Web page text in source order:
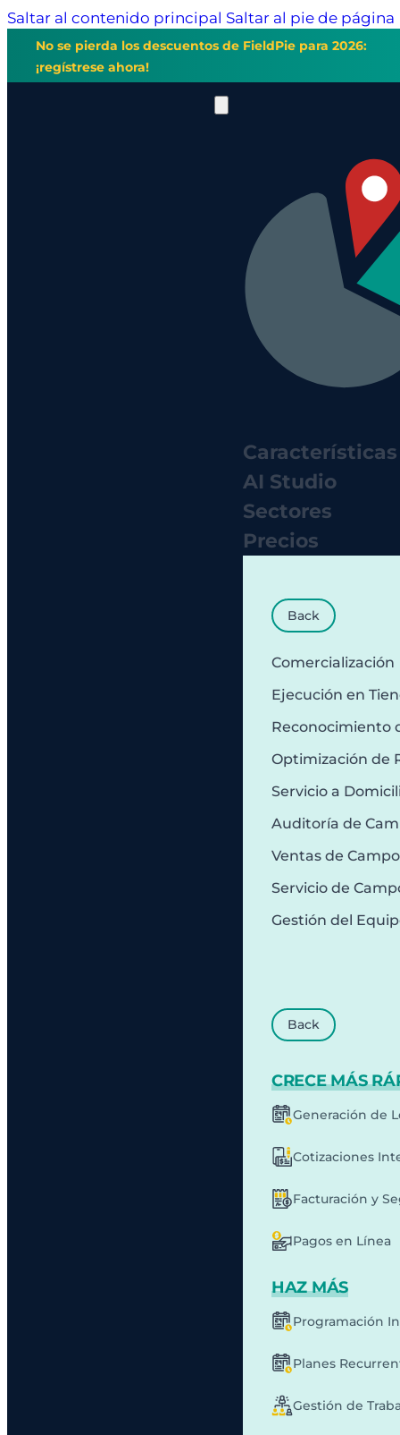
Saltar al contenido principal Saltar al pie de página
No se pierda los descuentos de FieldPie para 2026:
¡regístrese ahora!
Características
AI Studio
Sectores
Precios
Back
Comercialización
Ejecución en
Reconocimiento
Optimización de
Servicio a
Auditoría de
Ventas de Campo
Servicio de
Gestión del
Back
CRECE MÁS
Generación de
Cotizaciones
Facturación y
Pagos en Línea
HAZ MÁS
Programación
Planes
Gestión de